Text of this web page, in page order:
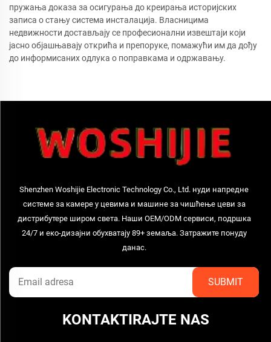
пружања доказа за осигурања до креирања историјских
записа о стању система инсталација. Власницима
недвижности достављају се професионални извештаји који
јасно објашњавају открића и препоруке, помажући им да дођу
до информисаних одлука о поправкама и одржавању.
Shenzhen Woshijie Electronic Technology Co., Ltd. нуди напредне
системе за камере у цевима и машине за чишћење цеви за
дистрибутере широм света. Наши OEM/ODM сервиси, подршка
24/7 и еко-дизајни обухватају 89+ земаља. Затражите понуду
данас.
KONTAKTIRAJTE NAS